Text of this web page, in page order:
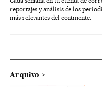
reportajes y análisis de los
más relevantes del continente.
Arquivo